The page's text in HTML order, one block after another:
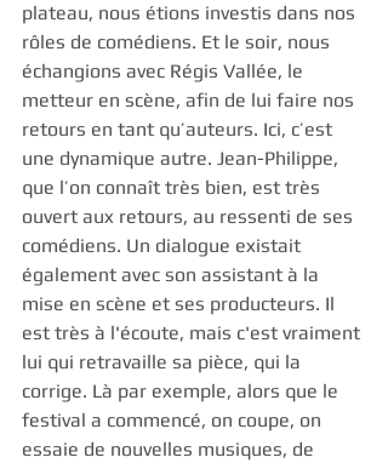
plateau, nous étions investis dans nos
rôles de comédiens. Et le soir, nous
échangions avec Régis Vallée, le
metteur en scène, afin de lui faire nos
retours en tant qu’auteurs. Ici, c’est
une dynamique autre. Jean-Philippe,
que l’on connaît très bien, est très
ouvert aux retours, au ressenti de ses
comédiens. Un dialogue existait
également avec son assistant à la
mise en scène et ses producteurs. Il
est très à l'écoute, mais c'est vraiment
lui qui retravaille sa pièce, qui la
corrige. Là par exemple, alors que le
festival a commencé, on coupe, on
essaie de nouvelles musiques, de